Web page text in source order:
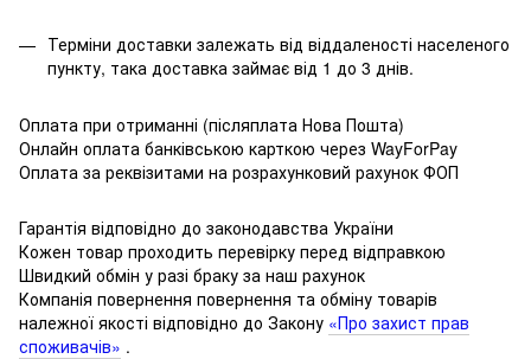
Терміни доставки залежать від віддаленості населеного
пункту, така доставка займає від 1 до 3 днів.
Оплата при отриманні (післяплата Нова Пошта)
Онлайн оплата банківською карткою через WayForPay
Оплата за реквізитами на розрахунковий рахунок ФОП
Гарантія відповідно до законодавства України
Кожен товар проходить перевірку перед відправкою
Швидкий обмін у разі браку за наш рахунок
Компанія повернення повернення та обміну товарів
належної якості відповідно до Закону «Про захист прав
споживачів» .